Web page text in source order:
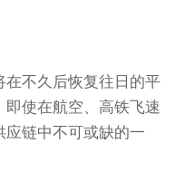
在不久后恢复往日的平
使在航空、高铁飞速
应链中不可或缺的一